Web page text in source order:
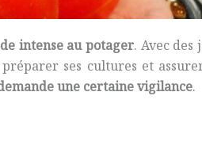
intense au potager. Avec des
ses cultures et
une certaine vigilance.